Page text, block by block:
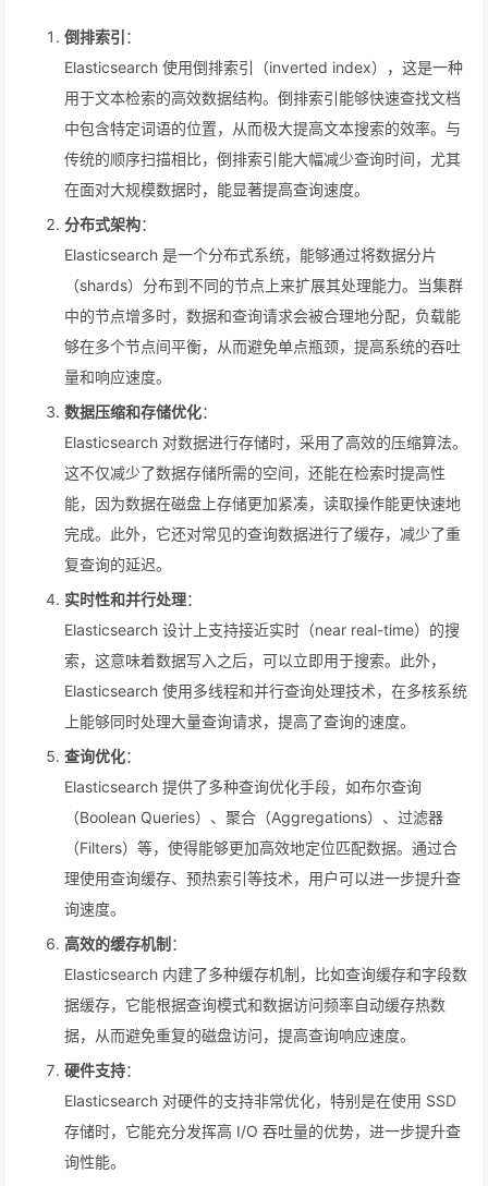
倒排索引 ：
Elasticsearch 使用倒排索引（inverted index），这是一种
用于文本检索的高效数据结构。倒排索引能够快速查找文档
中包含特定词语的位置，从而极大提高文本搜索的效率。与
传统的顺序扫描相比，倒排索引能大幅减少查询时间，尤其
在面对大规模数据时，能显著提高查询速度。
分布式架构：
Elasticsearch 是一个分布式系统，能够通过将数据分片
（shards）分布到不同的节点上来扩展其处理能力。当集群
中的节点增多时，数据和查询请求会被合理地分配，负载能
够在多个节点间平衡，从而避免单点瓶颈，提高系统的吞吐
量和响应速度。
数据压缩和存储优化：
Elasticsearch 对数据进行存储时，采用了高效的压缩算法。
这不仅减少了数据存储所需的空间，还能在检索时提高性
能，因为数据在磁盘上存储更加紧凑，读取操作能更快速地
完成。此外，它还对常见的查询数据进行了缓存，减少了重
复查询的延迟。
实时性和并行处理：
Elasticsearch 设计上支持接近实时（near real-time）的搜
索，这意味着数据写入之后，可以立即用于搜索。此外，
Elasticsearch 使用多线程和并行查询处理技术，在多核系统
上能够同时处理大量查询请求，提高了查询的速度。
查询优化：
Elasticsearch 提供了多种查询优化手段，如布尔查询
（Boolean Queries）、聚合（Aggregations）、过滤器
（Filters）等，使得能够更加高效地定位匹配数据。通过合
理使用查询缓存、预热索引等技术，用户可以进一步提升查
询速度。
高效的缓存机制 ：
Elasticsearch 内建了多种缓存机制，比如查询缓存和字段数
据缓存，它能根据查询模式和数据访问频率自动缓存热数
据，从而避免重复的磁盘访问，提高查询响应速度。
硬件支持：
Elasticsearch 对硬件的支持非常优化，特别是在使用 SSD
存储时，它能充分发挥高 I/O 吞吐量的优势，进一步提升查
询性能。